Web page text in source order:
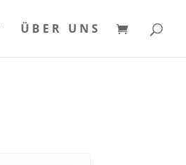
ÜBER UNS